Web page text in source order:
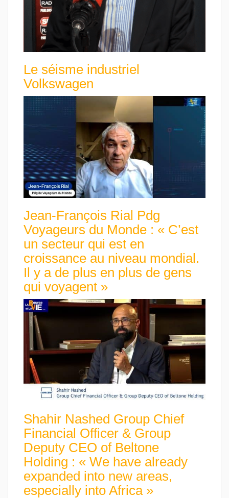
Le séisme industriel
Volkswagen
Jean-François Rial Pdg
Voyageurs du Monde : « C’est
un secteur qui est en
croissance au niveau mondial.
Il y a de plus en plus de gens
qui voyagent »
Shahir Nashed Group Chief
Financial Officer & Group
Deputy CEO of Beltone
Holding : « We have already
expanded into new areas,
especially into Africa »